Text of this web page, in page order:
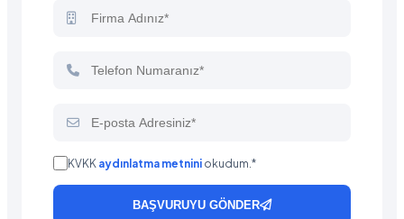
KVKK aydınlatma metnini okudum.*
BAŞVURUYU GÖNDER